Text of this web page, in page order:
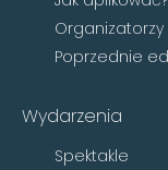
Organizatorzy
Poprzednie
Wydarzenia
Spektakle